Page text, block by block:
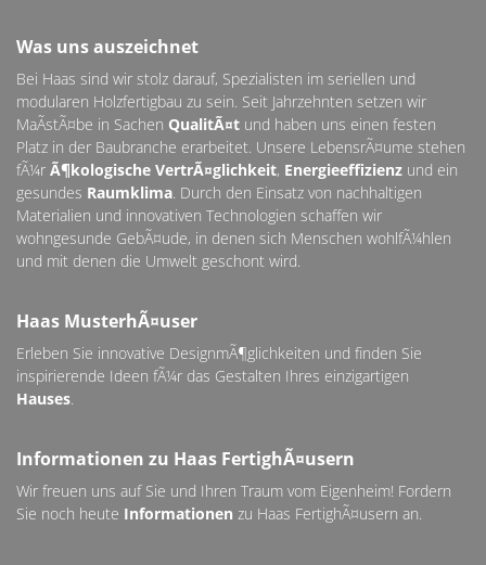
Was uns auszeichnet
Bei Haas sind wir stolz darauf, Spezialisten im seriellen und
modularen Holzfertigbau zu sein. Seit Jahrzehnten setzen wir
MaÃstÃ¤be in Sachen QualitÃ¤t und haben uns einen festen
Platz in der Baubranche erarbeitet. Unsere LebensrÃ¤ume stehen
fÃ¼r Ã¶kologische VertrÃ¤glichkeit, Energieeffizienz und ein
gesundes Raumklima. Durch den Einsatz von nachhaltigen
Materialien und innovativen Technologien schaffen wir
wohngesunde GebÃ¤ude, in denen sich Menschen wohlfÃ¼hlen
und mit denen die Umwelt geschont wird.
Haas MusterhÃ¤user
Erleben Sie innovative DesignmÃ¶glichkeiten und finden Sie
inspirierende Ideen fÃ¼r das Gestalten Ihres einzigartigen
Hauses.
Informationen zu Haas FertighÃ¤usern
Wir freuen uns auf Sie und Ihren Traum vom Eigenheim! Fordern
Sie noch heute Informationen zu Haas FertighÃ¤usern an.